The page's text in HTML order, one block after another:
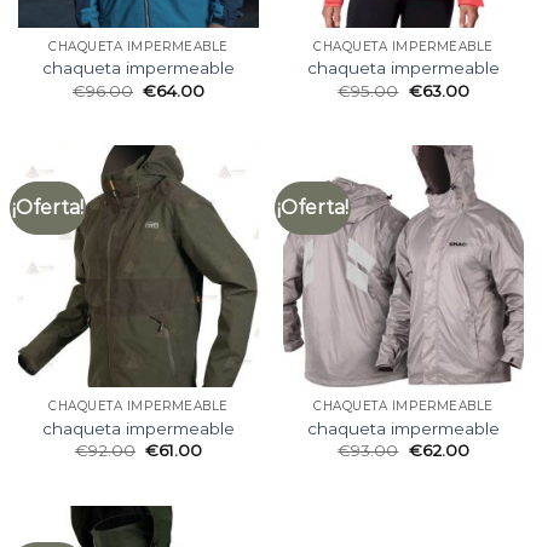
CHAQUETA IMPERMEABLE
chaqueta impermeable
€96.00 €64.00
CHAQUETA IMPERMEABLE
chaqueta impermeable
€95.00 €63.00
¡Oferta!
CHAQUETA IMPERMEABLE
chaqueta impermeable
€92.00 €61.00
¡Oferta!
CHAQUETA IMPERMEABLE
chaqueta impermeable
€93.00 €62.00